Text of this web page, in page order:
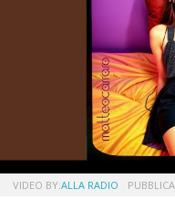
VIDEO BY:ALLA RADIO